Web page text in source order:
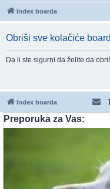
Index boarda
Obriši sve kolačiće
Da li ste sigurni da želite da
Index boarda
Preporuka za Vas: